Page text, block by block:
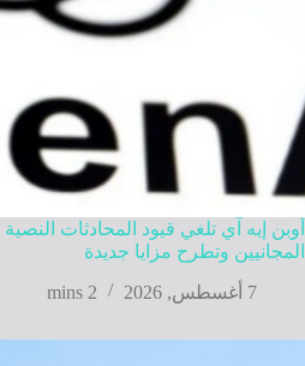
المجانيين وتطرح مزايا جديدة
7 أغسطس, 2026
2 mins